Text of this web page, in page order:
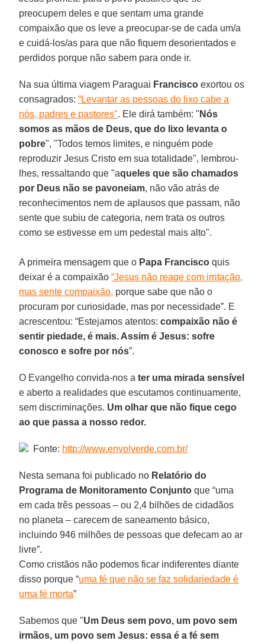
preocupem deles e que sentam uma grande
compaixão que os leve a preocupar-se de cada um/a
e cuidá-los/as para que não fiquem desorientados e
perdidos porque não sabem para onde ir.
Na sua última viagem Paraguai Francisco exortou os
consagrados:“Levantar as pessoas do lixo cabe a
nós, padres e pastores". Ele dirá também: " Nós
somos as mãos de Deus, que do lixo levanta o
pobre", "Todos temos limites, e ninguém pode
reproduzir Jesus Cristo em sua totalidade", lembrou-
lhes, ressaltando que "aqueles que são chamados
por Deus não se pavoneiam, não vão atrás de
reconhecimentos nem de aplausos que passam, não
sente que subiu de categoria, nem trata os outros
como se estivesse em um pedestal mais alto".
A primeira mensagem que o Papa Francisco quis
deixar é a compaixão“Jesus não reage com irritação,
mas sente compaixão, porque sabe que não o
procuram por curiosidade, mas por necessidade”. E
acrescentou: “Estejamos atentos:compaixão não é
sentir piedade, é mais. Assim é Jesus: sofre
conosco e sofre por nós”.
O Evangelho convida-nos ater uma mirada sensível
e aberto a realidades que escutamos continuamente,
sem discriminações. Um olhar que não fique cego
ao que passa a nosso redor.
Fonte: http://www.envolverde.com.br/
Nesta semana foi publicado no Relatório do
Programa de Monitoramento Conjunto que “uma
em cada três pessoas – ou 2,4 bilhões de cidadãos
no planeta – carecem de saneamento básico,
incluindo 946 milhões de pessoas que defecam ao ar
livre”.
Como cristãos não podemos ficar indiferentes diante
disso porque “uma fé que não se faz solidariedade é
uma fé morta”
Sabemos que "Um Deus sem povo, um povo sem
irmãos, um povo sem Jesus: essa é a fé sem